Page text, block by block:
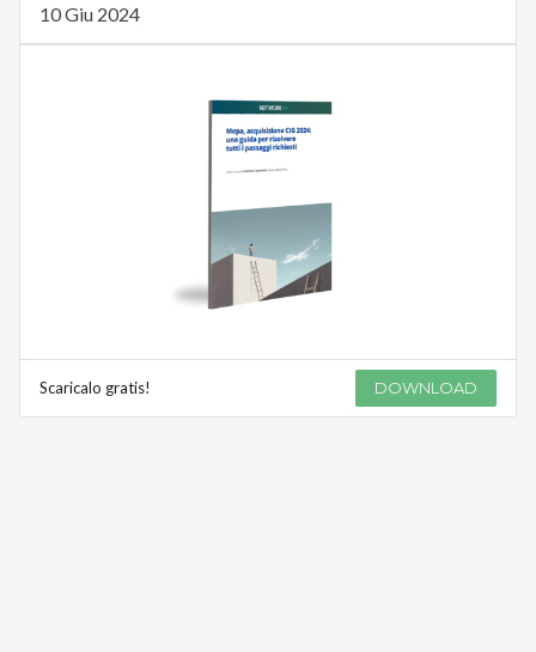
10 Giu 2024
Scaricalo gratis! DOWNLOAD